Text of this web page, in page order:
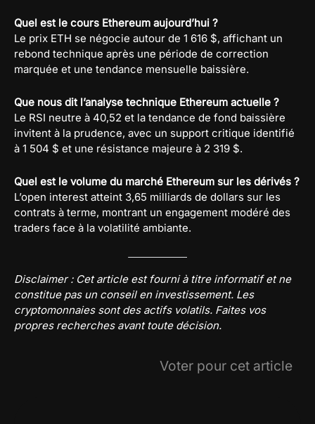
Quel est le cours Ethereum aujourd’hui ?
Le prix ETH se négocie autour de 1 616 $, affichant un
rebond technique après une période de correction
marquée et une tendance mensuelle baissière.
Que nous dit l’analyse technique Ethereum actuelle ?
Le RSI neutre à 40,52 et la tendance de fond baissière
invitent à la prudence, avec un support critique identifié
à 1 504 $ et une résistance majeure à 2 319 $.
Quel est le volume du marché Ethereum sur les dérivés ?
L’open interest atteint 3,65 milliards de dollars sur les
contrats à terme, montrant un engagement modéré des
traders face à la volatilité ambiante.
Disclaimer : Cet article est fourni à titre informatif et ne
constitue pas un conseil en investissement. Les
cryptomonnaies sont des actifs volatils. Faites vos
propres recherches avant toute décision.
Voter pour cet article